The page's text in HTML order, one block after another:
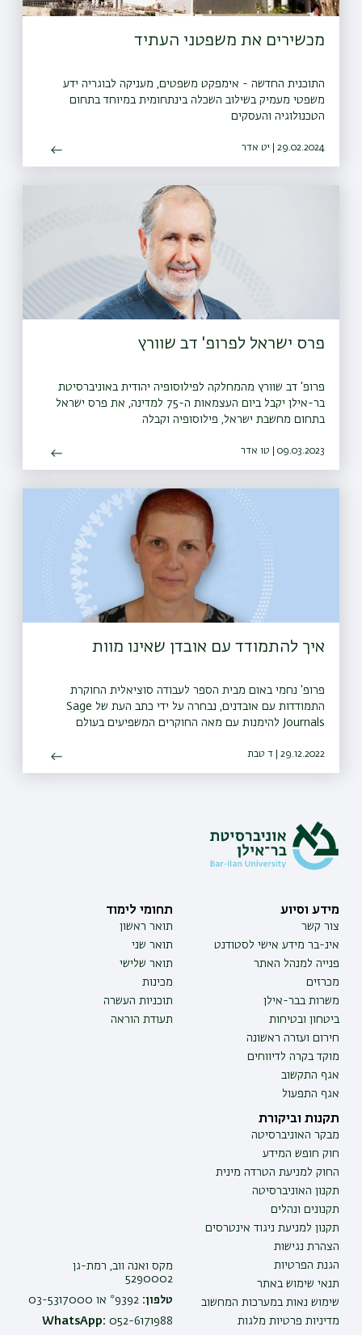
מכשירים את משפטני העתיד
התוכנית החדשה - אימפקט משפטים, מעניקה לבוגריה ידע
משפטי מעמיק בשילוב השכלה בינתחומית במיוחד בתחום
הטכנולוגיה והעסקים
29.02.2024 | יט אדר
פרס ישראל לפרופ' דב שוורץ
פרופ' דב שוורץ מהמחלקה לפילוסופיה יהודית באוניברסיטת
בר-אילן יקבל ביום העצמאות ה-75 למדינה, את פרס ישראל
בתחום מחשבת ישראל, פילוסופיה וקבלה
09.03.2023 | טו אדר
איך להתמודד עם אובדן שאינו מוות
פרופ' נחמי באום מבית הספר לעבודה סוציאלית החוקרת
התמודדות עם אובדנים, נבחרה על ידי כתב העת של Sage
Journals להימנות עם מאה החוקרים המשפיעים בעולם
29.12.2022 | ד טבת
מידע וסיוע
צור קשר
אינ-בר מידע אישי לסטודנט
פנייה למנהל האתר
מכרזים
משרות בבר-אילן
ביטחון ובטיחות
חירום ועזרה ראשונה
מוקד בקרה לדיווחים
אגף התקשוב
אגף התפעול
תחומי לימוד
תואר ראשון
תואר שני
תואר שלישי
מכינות
תוכניות העשרה
תעודת הוראה
תקנות וביקורת
מבקר האוניברסיטה
חוק חופש המידע
החוק למניעת הטרדה מינית
תקנון האוניברסיטה
תקנונים ונהלים
תקנון למניעת ניגוד אינטרסים
הצהרת נגישות
הגנת הפרטיות
תנאי שימוש באתר
שימוש נאות במערכות המחשוב
מדיניות פרטיות מלגות
מקס ואנה ווב, רמת-גן
5290002
טלפון:
WhatsApp: 052-6171988